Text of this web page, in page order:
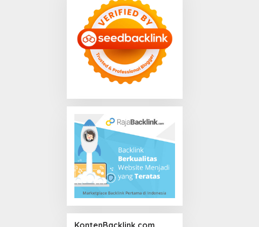
KontenBacklink.com